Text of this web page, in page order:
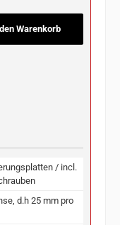
oder benutze die Schaltflächen
Warenkorb
/ incl.
d.h 25 mm pro